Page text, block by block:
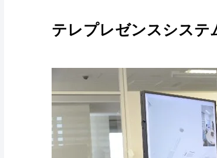
テレプレゼンスシステ